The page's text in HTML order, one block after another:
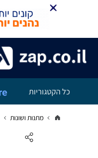
כל הקטגוריות
מתנות ושונות